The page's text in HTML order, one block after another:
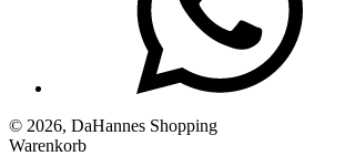
© 2026, DaHannes Shopping
Warenkorb